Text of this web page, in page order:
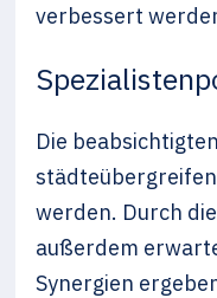
verbessert
Die
werden. Durch
außerdem
Synergien